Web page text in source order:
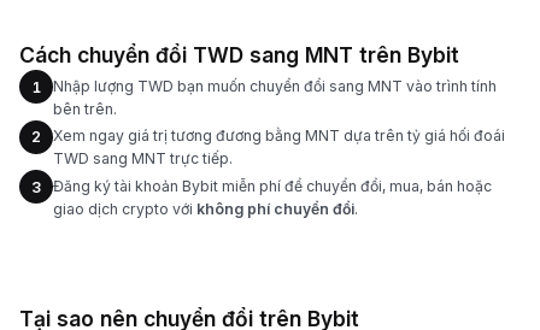
Cách chuyển đổi TWD sang MNT trên Bybit
1
Nhập lượng TWD bạn muốn chuyển đổi sang MNT vào trình tính
bên trên.
2
Xem ngay giá trị tương đương bằng MNT dựa trên tỷ giá hối đoái
TWD sang MNT trực tiếp.
3
Đăng ký tài khoản Bybit miễn phí để chuyển đổi, mua, bán hoặc
giao dịch crypto với không phí chuyển đổi.
Tại sao nên chuyển đổi trên Bybit